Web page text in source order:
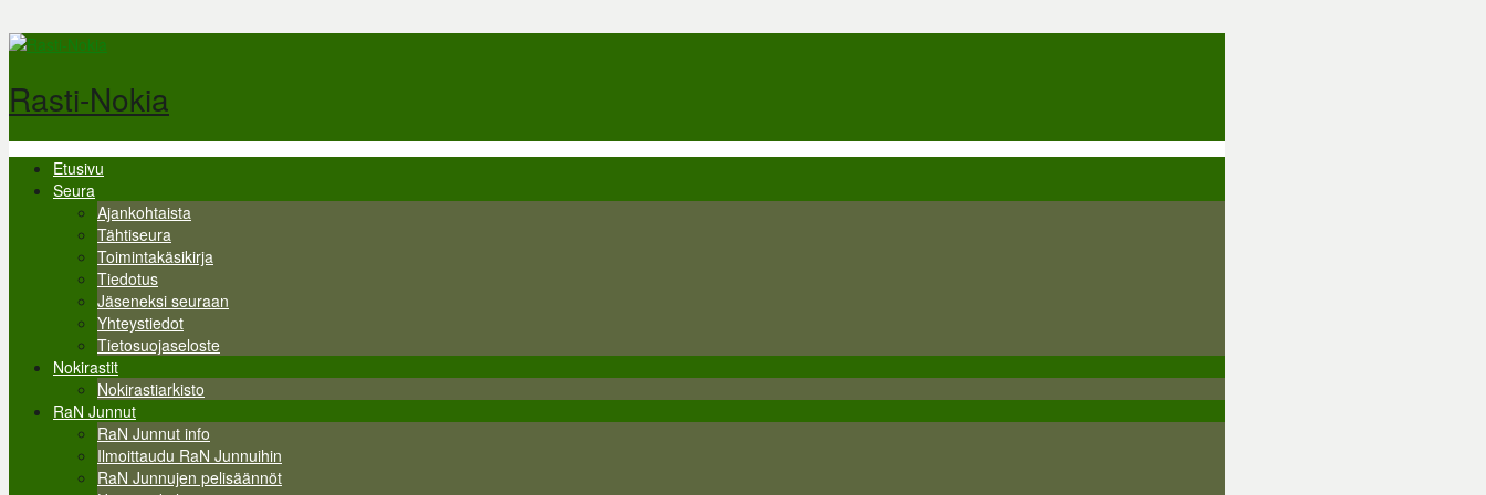
Hyppää pääsisältöön
Rasti-Nokia
Valikko
Etusivu
Seura
Ajankohtaista
Tähtiseura
Toimintakäsikirja
Tiedotus
Jäseneksi seuraan
Yhteystiedot
Tietosuojaseloste
Nokirastit
Nokirastiarkisto
RaN Junnut
RaN Junnut info
Ilmoittaudu RaN Junnuihin
RaN Junnujen pelisäännöt